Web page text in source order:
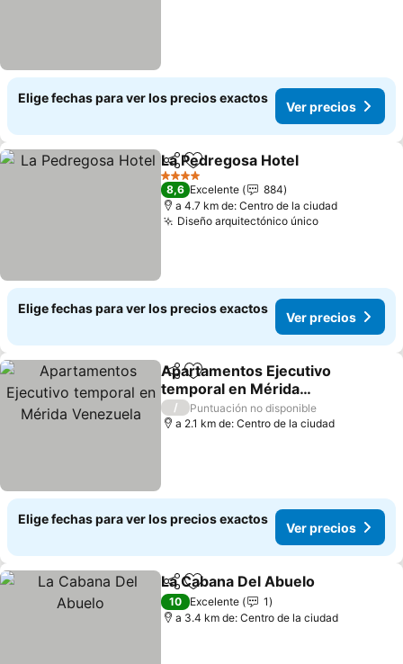
Elige fechas para ver los precios exactos
Ver precios
CompartirAgregar a favoritos
La Pedregosa Hotel
4 Estrellas
8,6 Excelente
884
a 4.7 km de: Centro de la ciudad
Diseño arquitectónico únicoVer precios
Elige fechas para ver los precios exactos
Ver precios
CompartirAgregar a favoritos
Apartamentos Ejecutivo
temporal en Mérida
Venezuela
Ver precios
/
Puntuación no disponible
a 2.1 km de: Centro de la ciudad
Elige fechas para ver los precios exactos
Ver precios
CompartirAgregar a favoritos
La Cabana Del Abuelo
10 Excelente
1
a 3.4 km de: Centro de la ciudad